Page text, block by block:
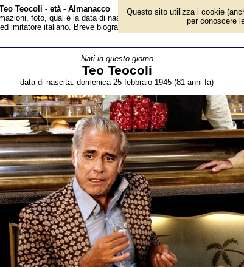
Teocoli - età - Almanacco
foto, qual è la data di nascita, età, dove è nato, cosa ha
imitatore italiano. Breve biografia. Voce dell'Almanacco.
Nati in questo giorno
Teo Teocoli
data di nascita: domenica 25 febbraio 1945 (81 anni fa)
Questo sito utilizza i cookie
per conoscere